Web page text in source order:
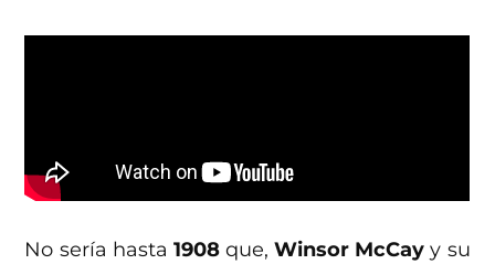
No sería hasta 1908que,Winsor McCay y su